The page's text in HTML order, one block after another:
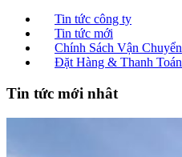
Tin tức công ty
Tin tức mới
Chính Sách Vận Chuyển
Đặt Hàng & Thanh Toán
Tin tức mới nhât